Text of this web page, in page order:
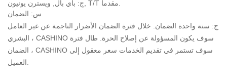
س: الضمان
ج: سنة واحدة الضمان. خلال فترة الضمان الأضرار الناجمة عن غير العامل
البشري ، CASHINO سوف يكون المسؤولة عن إصلاح الحرة. طال فترة
الضمان ، CASHINO سوف تستمر في تقديم الخدمات سعر معقول إلى